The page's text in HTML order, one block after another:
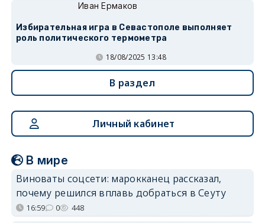
Иван Ермаков
Избирательная игра в Севастополе выполняет
роль политического термометра
18/08/2025 13:48
В раздел
Личный кабинет
В мире
Виноваты соцсети: марокканец рассказал,
почему решился вплавь добраться в Сеуту
16:59 0 448